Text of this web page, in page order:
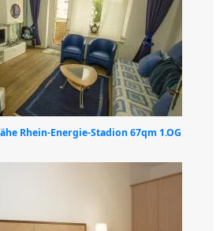
Rhein-Energie-Stadion 67qm 1.OG